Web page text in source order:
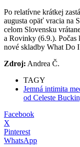
Po relatívne krátkej
augusta opäť vracia na
celom Slovensku
a Rovinky (6.9.). Počas
nové skladby What Do
Zdroj: Andrea Č.
TAGY
Jemná intimita
od Celeste
Facebook
X
Pinterest
WhatsApp